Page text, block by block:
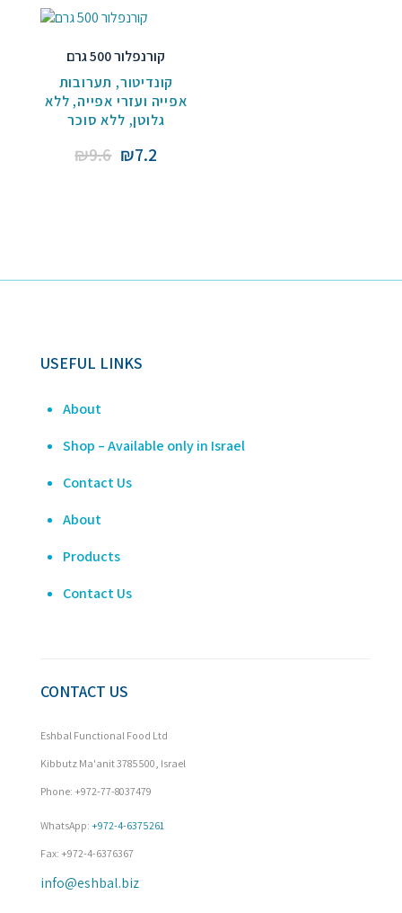
קורנפלור 500 גרם
קונדיטור, תערובות
אפייה ועזרי אפייה,ללא
גלוטן, ללא סוכר
₪9.6 Original
₪7.2
USEFUL LINKS
About
Shop – Available only in Israel
Contact Us
About
Products
Contact Us
CONTACT US
Eshbal Functional Food Ltd
Kibbutz Ma'anit 3785500, Israel
Phone: +972-77-8037479
WhatsApp: +972-4-6375261
Fax: +972-4-6376367
info@eshbal.biz